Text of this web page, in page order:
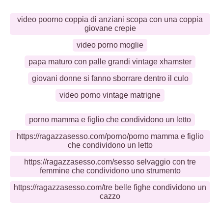
video poorno coppia di anziani scopa con una coppia
giovane crepie
video porno moglie
papa maturo con palle grandi vintage xhamster
giovani donne si fanno sborrare dentro il culo
video porno vintage matrigne
porno mamma e figlio che condividono un letto
https://ragazzasesso.com/porno/porno mamma e figlio
che condividono un letto
https://ragazzasesso.com/sesso selvaggio con tre
femmine che condividono uno strumento
https://ragazzasesso.com/tre belle fighe condividono un
cazzo